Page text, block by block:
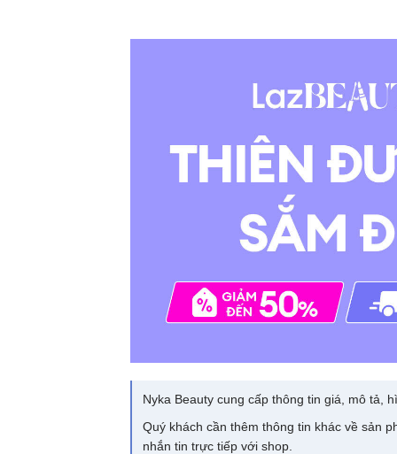
Nyka Beauty cung cấp thông tin giá, mô tả,
Quý khách cần thêm thông tin khác về sản
nhắn tin trực tiếp với shop.